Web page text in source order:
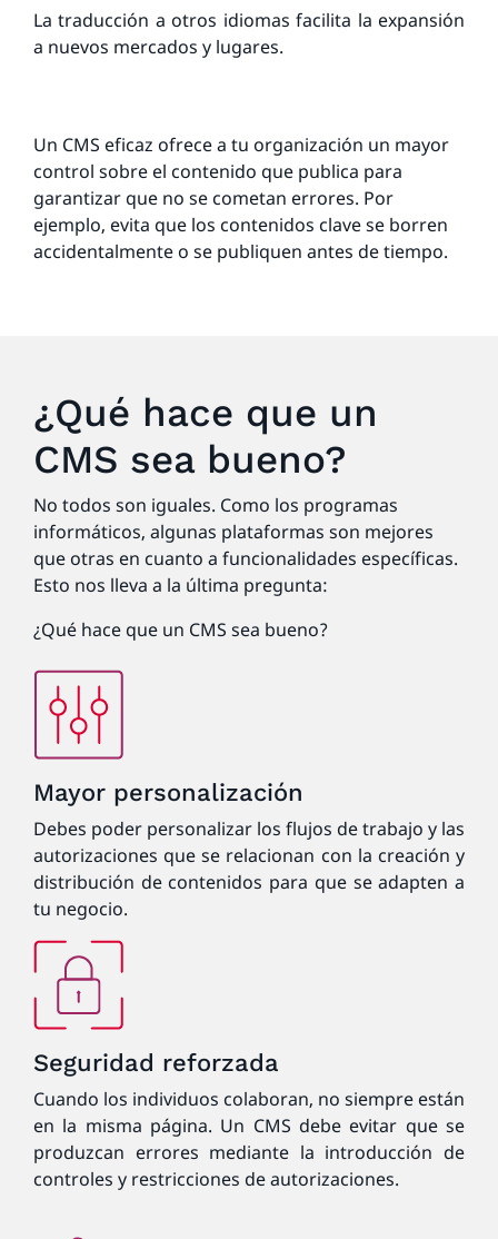
La traducción a otros idiomas facilita la expansión
a nuevos mercados y lugares.
Un CMS eficaz ofrece a tu organización un mayor
control sobre el contenido que publica para
garantizar que no se cometan errores. Por
ejemplo, evita que los contenidos clave se borren
accidentalmente o se publiquen antes de tiempo.
¿Qué hace que un
CMS sea bueno?
No todos son iguales. Como los programas
informáticos, algunas plataformas son mejores
que otras en cuanto a funcionalidades específicas.
Esto nos lleva a la última pregunta:
¿Qué hace que un CMS sea bueno?
Mayor personalización
Debes poder personalizar los flujos de trabajo y las
autorizaciones que se relacionan con la creación y
distribución de contenidos para que se adapten a
tu negocio.
Seguridad reforzada
Cuando los individuos colaboran, no siempre están
en la misma página. Un CMS debe evitar que se
produzcan errores mediante la introducción de
controles y restricciones de autorizaciones.